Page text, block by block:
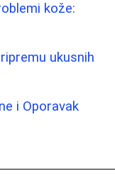
kože:
ukusnih
i Oporavak